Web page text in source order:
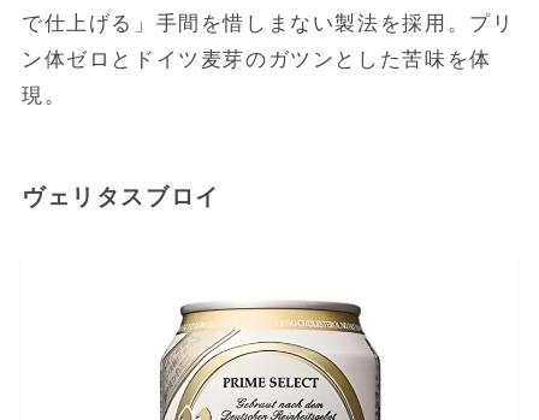
で仕上げる」手間を惜しまない製法を採用。プリ
ン体ゼロとドイツ麦芽のガツンとした苦味を体
現。
ヴェリタスブロイ